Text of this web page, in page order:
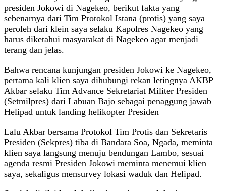
presiden Jokowi di Nagekeo, berikut fakta yang
sebenarnya dari Tim Protokol Istana (protis) yang saya
peroleh dari klein saya selaku Kapolres Nagekeo yang
harus diketahui masyarakat di Nagekeo agar menjadi
terang dan jelas.
Bahwa rencana kunjungan presiden Jokowi ke Nagekeo,
pertama kali klien saya dihubungi rekan letingnya AKBP
Akbar selaku Tim Advance Sekretariat Militer Presiden
(Setmilpres) dari Labuan Bajo sebagai penaggung jawab
Helipad untuk landing helikopter Presiden
Lalu Akbar bersama Protokol Tim Protis dan Sekretaris
Presiden (Sekpres) tiba di Bandara Soa, Ngada, meminta
klien saya langsung menuju bendungan Lambo, sesuai
agenda resmi Presiden Jokowi meminta menemui klien
saya, sekaligus mensurvey lokasi waduk dan Helipad.